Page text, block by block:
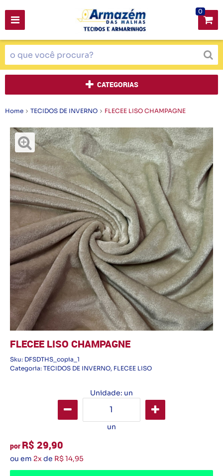
0
CATEGORIAS
Home TECIDOS DE INVERNO FLECEE LISO CHAMPAGNE
FLECEE LISO CHAMPAGNE
Sku: DFSDTHS_copia_1
Categoria: TECIDOS DE INVERNO, FLECEE LISO
Unidade: un
un
por R$ 29,90
ou em 2xde R$ 14,95